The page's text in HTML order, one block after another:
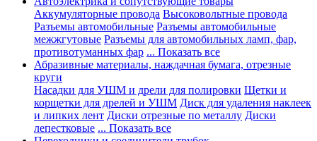
Аккумуляторные провода Высоковольтные провода
Разъемы автомобильные Разъемы автомобильные
межжгутовые Разъемы для автомобильных ламп, фар,
противотуманных фар ... Показать все
Абразивные материалы, наждачная бумага, отрезные
круги
Насадки для УШМ и дрели для полировки Щетки и
корщетки для дрелей и УШМ Диск для удаления наклеек
и липких лент Диски отрезные по металлу Диски
лепестковые ... Показать все